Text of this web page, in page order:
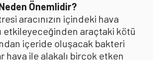
Önemlidir?
aracınızın içindeki hava
etkileyeceğinden araçtaki kötü
içeride oluşacak bakteri
hava ile alakalı birçok etken